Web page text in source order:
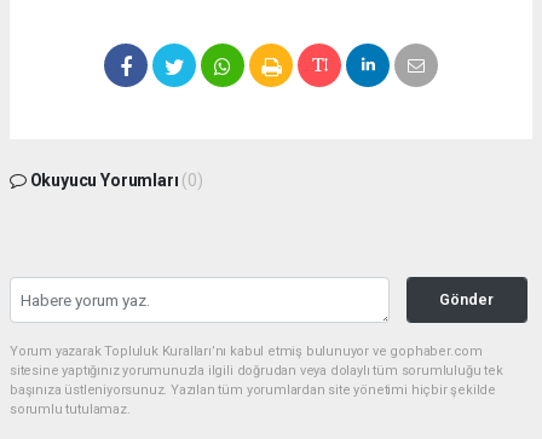
Okuyucu Yorumları (0)
Gönder
Yorum yazarak Topluluk Kuralları’nı kabul etmiş bulunuyor ve gophaber.com
sitesine yaptığınız yorumunuzla ilgili doğrudan veya dolaylı tüm sorumluluğu tek
başınıza üstleniyorsunuz. Yazılan tüm yorumlardan site yönetimi hiçbir şekilde
sorumlu tutulamaz.